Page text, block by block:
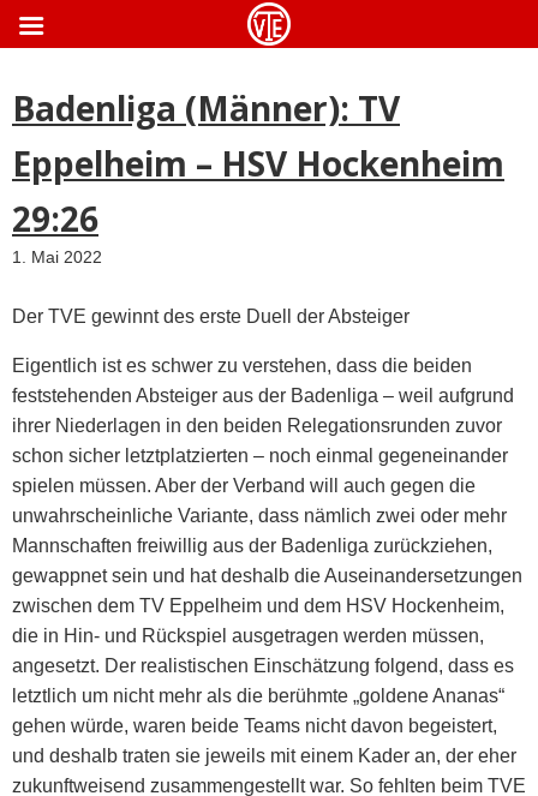
ApothekeGermany.com
Badenliga (Männer): TV
Eppelheim – HSV Hockenheim
29:26
1. Mai 2022
Der TVE gewinnt des erste Duell der Absteiger
Eigentlich ist es schwer zu verstehen, dass die beiden
feststehenden Absteiger aus der Badenliga – weil aufgrund
ihrer Niederlagen in den beiden Relegationsrunden zuvor
schon sicher letztplatzierten – noch einmal gegeneinander
spielen müssen. Aber der Verband will auch gegen die
unwahrscheinliche Variante, dass nämlich zwei oder mehr
Mannschaften freiwillig aus der Badenliga zurückziehen,
gewappnet sein und hat deshalb die Auseinandersetzungen
zwischen dem TV Eppelheim und dem HSV Hockenheim,
die in Hin- und Rückspiel ausgetragen werden müssen,
angesetzt. Der realistischen Einschätzung folgend, dass es
letztlich um nicht mehr als die berühmte „goldene Ananas“
gehen würde, waren beide Teams nicht davon begeistert,
und deshalb traten sie jeweils mit einem Kader an, der eher
zukunftweisend zusammengestellt war. So fehlten beim TVE